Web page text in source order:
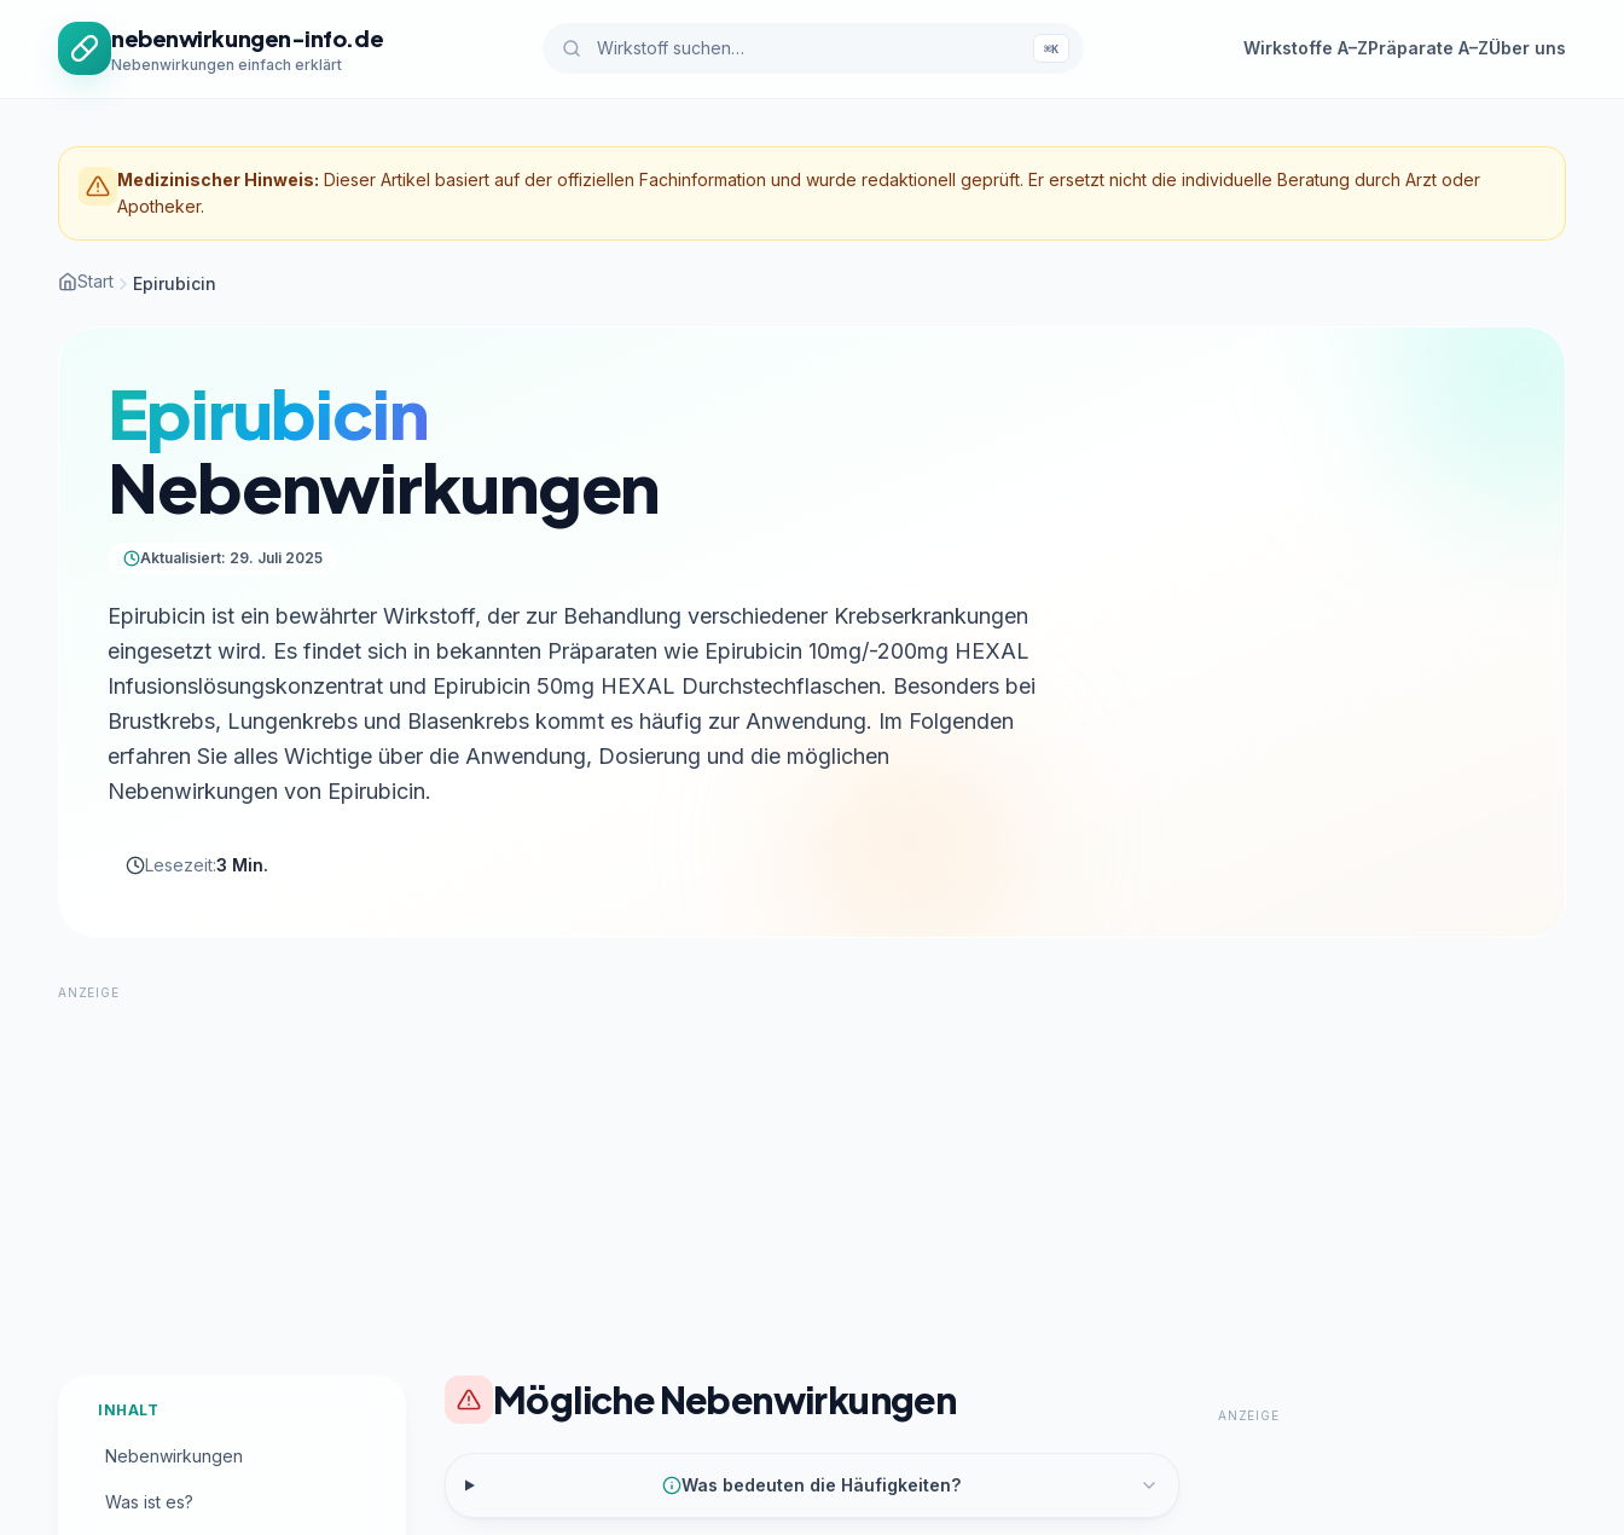
nebenwirkungen-info.de
Nebenwirkungen einfach erklärt
⌘K Wirkstoffe A–ZPräparate A–ZÜber uns
Medizinischer Hinweis: Dieser Artikel basiert auf der offiziellen Fachinformation und wurde redaktionell geprüft. Er ersetzt nicht die individuelle Beratung durch Arzt oder
Apotheker.
Start Epirubicin
Epirubicin
Nebenwirkungen
Aktualisiert: 29. Juli 2025
Epirubicin ist ein bewährter Wirkstoff, der zur Behandlung verschiedener Krebserkrankungen
eingesetzt wird. Es findet sich in bekannten Präparaten wie Epirubicin 10mg/-200mg HEXAL
Infusionslösungskonzentrat und Epirubicin 50mg HEXAL Durchstechflaschen. Besonders bei
Brustkrebs, Lungenkrebs und Blasenkrebs kommt es häufig zur Anwendung. Im Folgenden
erfahren Sie alles Wichtige über die Anwendung, Dosierung und die möglichen
Nebenwirkungen von Epirubicin.
Lesezeit:3 Min.
ANZEIGE
INHALT
Nebenwirkungen
Was ist es?
Mögliche Nebenwirkungen
Was bedeuten die Häufigkeiten?
ANZEIGE